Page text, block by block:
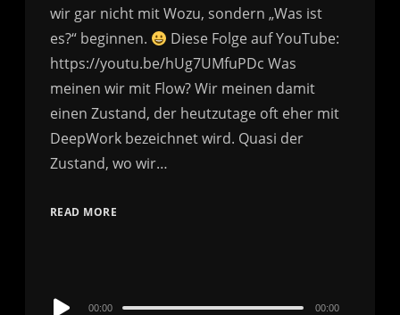
wir gar nicht mit Wozu, sondern „Was ist
es?“ beginnen.
Diese Folge auf YouTube:
https://youtu.be/hUg7UMfuPDc Was
meinen wir mit Flow? Wir meinen damit
einen Zustand, der heutzutage oft eher mit
DeepWork bezeichnet wird. Quasi der
Zustand, wo wir…
READ MORE
Audio
00:00 00:00